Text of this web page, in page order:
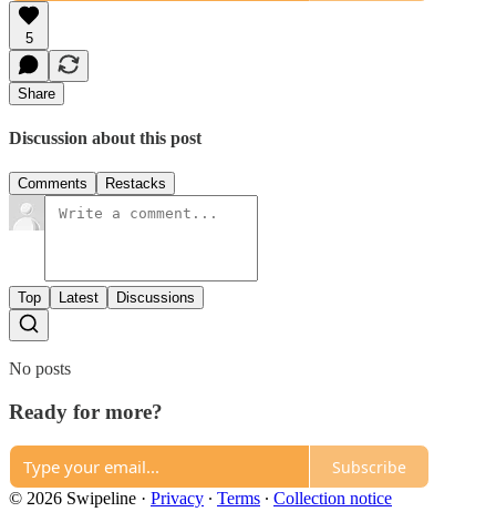
5
Share
Discussion about this post
Comments Restacks
Top Latest Discussions
No posts
Ready for more?
Subscribe
© 2026 Swipeline · Privacy ∙ Terms ∙ Collection notice